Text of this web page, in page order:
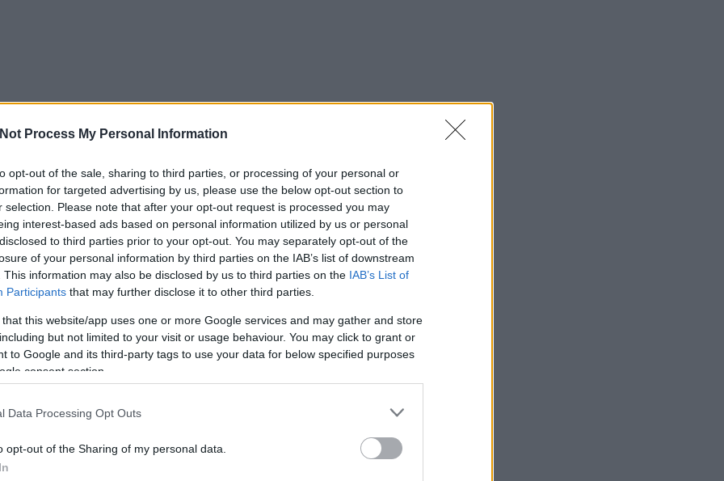
Process My Personal Information
opt-out of the sale, sharing to third parties, or processing of your personal or
for targeted advertising by us, please use the below opt-out section to
selection. Please note that after your opt-out request is processed you may
interest-based ads based on personal information utilized by us or personal
to third parties prior to your opt-out. You may separately opt-out of the
of your personal information by third parties on the IAB’s list of downstream
This information may also be disclosed by us to third parties on the IAB’s List of
Participants that may further disclose it to other third parties.
that this website/app uses one or more Google services and may gather and store
but not limited to your visit or usage behaviour. You may click to grant or
to Google and its third-party tags to use your data for below specified purposes
consent section.
Data Processing Opt Outs
opt-out of the Sharing of my personal data.
nem tudod
kattints!